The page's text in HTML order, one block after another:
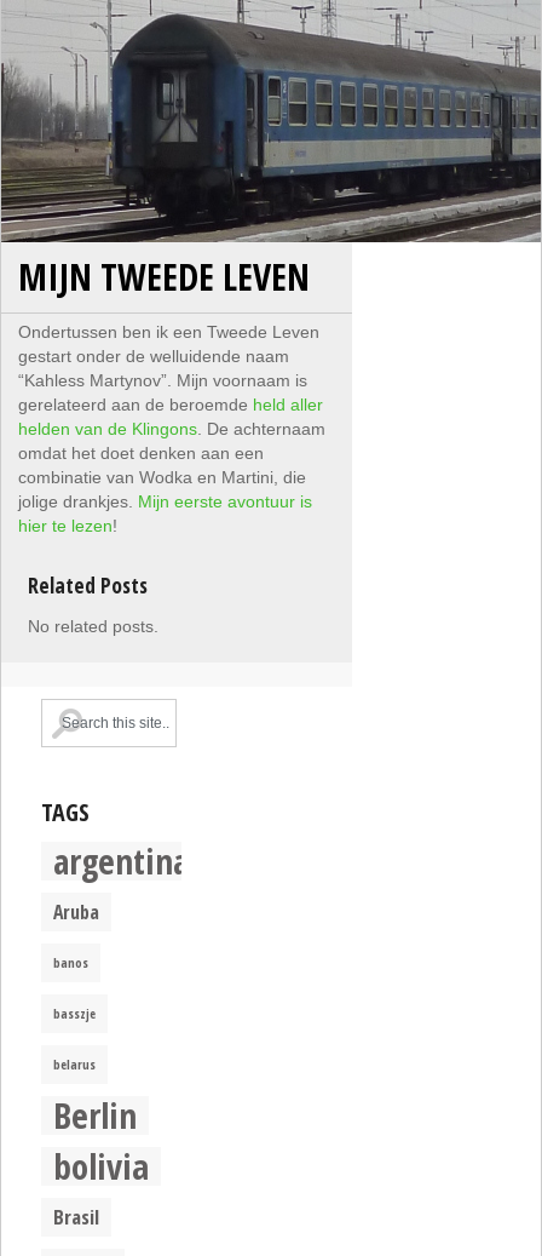
MIJN TWEEDE LEVEN
Ondertussen ben ik een Tweede Leven
gestart onder de welluidende naam
“Kahless Martynov”. Mijn voornaam is
gerelateerd aan de beroemde held aller
helden van de Klingons . De achternaam
omdat het doet denken aan een
combinatie van Wodka en Martini, die
jolige drankjes. Mijn eerste avontuur is
hier te lezen!
Related Posts
No related posts.
TAGS
argentina
Aruba
banos
basszje
belarus
Berlin
bolivia
Brasil